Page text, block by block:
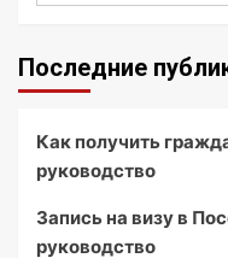
Последние
Как получить
руководство
Запись на визу в
руководство